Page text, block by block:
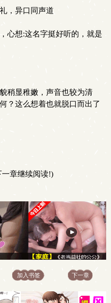
，异口同声道
心想:这名字挺好听的，就是
稍显稚嫩，声音也较为清
？这么想着也就脱口而出了
章继续阅读!)
加入书签 下一章